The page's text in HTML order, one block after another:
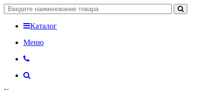
Каталог
Меню